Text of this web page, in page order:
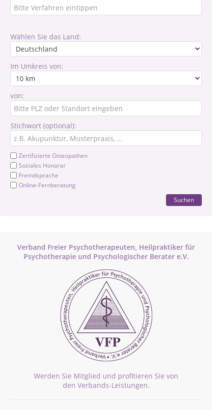
Wählen Sie das Land:
Im Umkreis von:
von:
Stichwort (optional):
Zertifizierte Osteopathen
Soziales Honorar
Fremdsprache
Online-Fernberatung
Suchen
Verband Freier Psychotherapeuten, Heilpraktiker für
Psychotherapie und Psychologischer Berater e.V.
Werden Sie Mitglied und profitieren Sie von
den Verbands-Leistungen.